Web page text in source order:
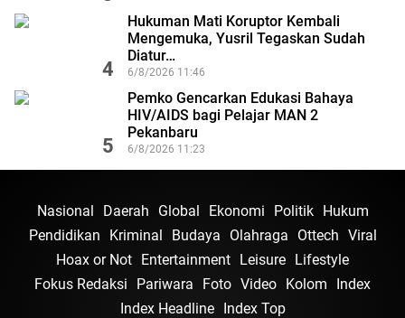
4
Hukuman Mati Koruptor Kembali
Mengemuka, Yusril Tegaskan Sudah
Diatur…
6/8/2026 11:46
5
Pemko Gencarkan Edukasi Bahaya
HIV/AIDS bagi Pelajar MAN 2
Pekanbaru
6/8/2026 11:23
Nasional Daerah Global Ekonomi Politik
Hukum
Pendidikan
Kriminal Budaya Olahraga Ottech Viral
Hoax or Not Entertainment Leisure Lifestyle
Fokus Redaksi
Pariwara Foto Video Kolom
Index
Index Headline
Index Top